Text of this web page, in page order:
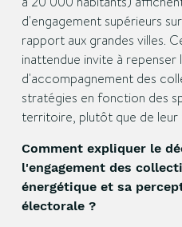
d'engagement supérieurs
rapport aux grandes villes.
inattendue invite à repenser
d'accompagnement des
stratégies en fonction des
territoire, plutôt que de leur
Comment expliquer le
l'engagement des
énergétique et sa
électorale ?